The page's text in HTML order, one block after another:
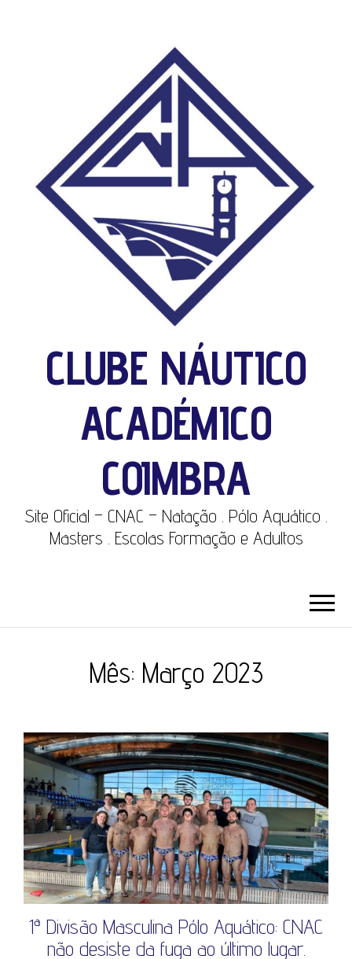
CLUBE NÁUTICO
ACADÉMICO
COIMBRA
Site Oficial – CNAC – Natação . Pólo Aquático .
Masters . Escolas Formação e Adultos
Mês: Março 2023
1ª Divisão Masculina Pólo Aquático: CNAC
não desiste da fuga ao último lugar.